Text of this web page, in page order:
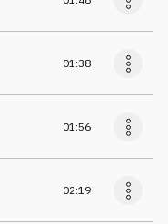
01:38
01:56
02:19